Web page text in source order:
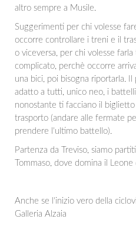
altro sempre a Musile.
Suggerimenti per chi volesse
occorre controllare i treni e il
o viceversa, per chi volesse
complicato, perchè occorre
una bici, poi bisogna riportarla.
adatto a tutti, unico neo, i
nonostante ti facciano il biglietto
trasporto (andare alle fermate
prendere l'ultimo battello).
Partenza da Treviso, siamo
Tommaso, dove domina il Leone
Anche se l'inizio vero della
Galleria Alzaia